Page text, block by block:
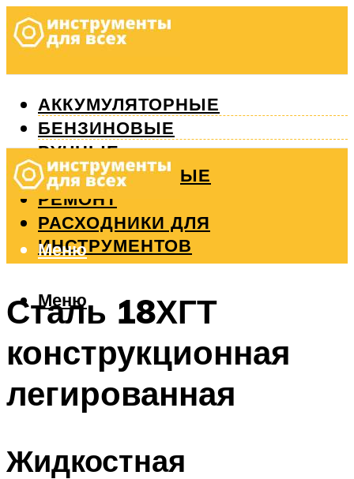
АККУМУЛЯТОРНЫЕ
БЕНЗИНОВЫЕ
РУЧНЫЕ
ИЗМЕРИТЕЛЬНЫЕ
РЕМОНТ
РАСХОДНИКИ ДЛЯ
ИНСТРУМЕНТОВ
Меню
Меню
Сталь 18ХГТ
конструкционная
легированная
Жидкостная